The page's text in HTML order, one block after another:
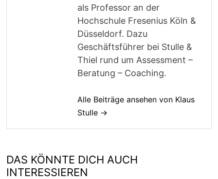
als Professor an der
Hochschule Fresenius Köln &
Düsseldorf. Dazu
Geschäftsführer bei Stulle &
Thiel rund um Assessment –
Beratung – Coaching.
Alle Beiträge ansehen von Klaus
Stulle →
DAS KÖNNTE DICH AUCH
INTERESSIEREN